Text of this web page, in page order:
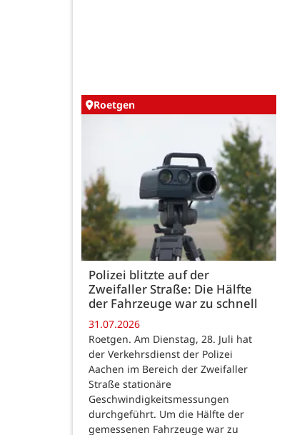
Roetgen
Polizei blitzte auf der
Zweifaller Straße: Die Hälfte
der Fahrzeuge war zu schnell
31.07.2026
Roetgen. Am Dienstag, 28. Juli hat
der Verkehrsdienst der Polizei
Aachen im Bereich der Zweifaller
Straße stationäre
Geschwindigkeitsmessungen
durchgeführt. Um die Hälfte der
gemessenen Fahrzeuge war zu